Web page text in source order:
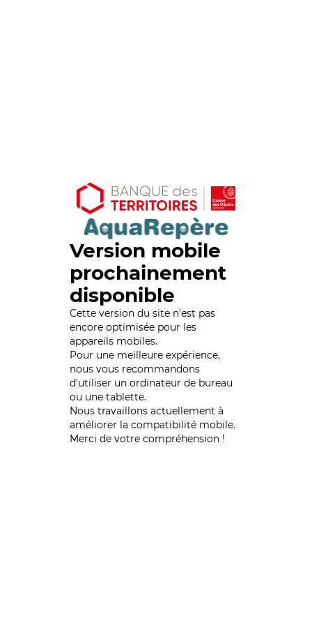
Version mobile
prochainement
disponible
Cette version du site n’est pas
encore optimisée pour les
appareils mobiles.
Pour une meilleure expérience,
nous vous recommandons
d'utiliser un ordinateur de bureau
ou une tablette.
Nous travaillons actuellement à
améliorer la compatibilité mobile.
Merci de votre compréhension !